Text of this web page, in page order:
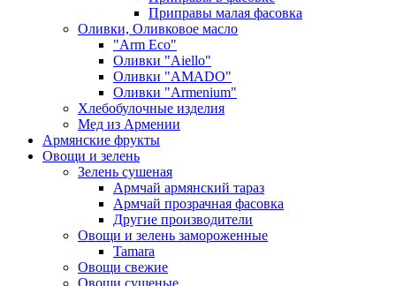
Приправы малая фасовка
Оливки, Оливковое масло
"Arm Eco"
Оливки "Aiello"
Оливки "AMADO"
Оливки "Armenium"
Хлебобулочные изделия
Мед из Армении
Армянские фрукты
Овощи и зелень
Зелень сушеная
Армчай армянский тараз
Армчай прозрачная фасовка
Другие производители
Овощи и зелень замороженные
Tamara
Овощи свежие
Овощи сушеные